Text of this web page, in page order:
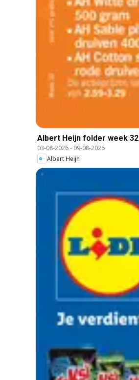
Albert Heijn folder week 32
03-08-2026- 09-08-2026
Albert Heijn